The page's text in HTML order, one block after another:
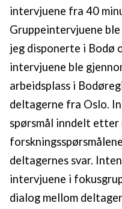
intervjuene fra 40
Gruppeintervjuene
jeg disponerte i Bodø
intervjuene ble
arbeidsplass i
deltagerne fra Oslo.
spørsmål inndelt etter
deltagernes svar.
intervjuene i
dialog mellom